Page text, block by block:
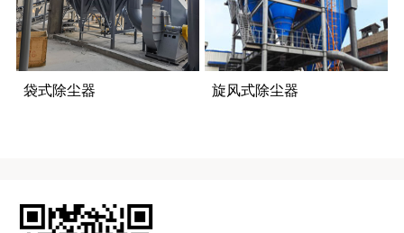
袋式除尘器 旋风式除尘器